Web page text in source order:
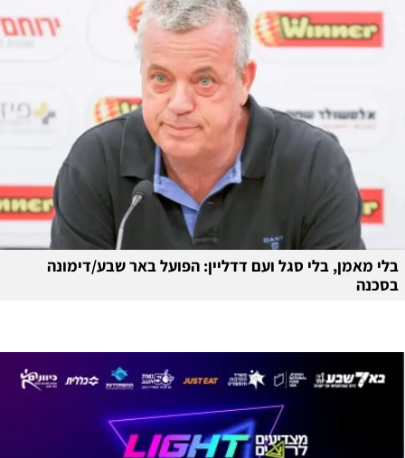
בלי מאמן, בלי סגל ועם דדליין: הפועל באר שבע/דימונה
בסכנה